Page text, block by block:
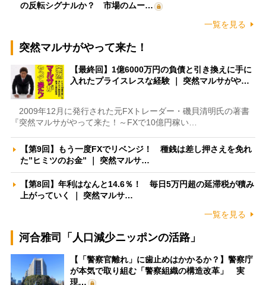
の反転シグナルか？ 市場のムー…
一覧を見る
突然マルサがやって来た！
【最終回】1億6000万円の負債と引き換えに手に
入れたプライスレスな経験 ｜ 突然マルサがや…
2009年12月に発行された元FXトレーダー・磯貝清明氏の著書
『突然マルサがやって来た！～FXで10億円稼い…
【第9回】もう一度FXでリベンジ！ 種銭は差し押さえを免れ
た”ヒミツのお金” ｜ 突然マルサ…
【第8回】年利はなんと14.6％！ 毎日5万円超の延滞税が積み
上がっていく ｜ 突然マルサ…
一覧を見る
河合雅司「人口減少ニッポンの活路」
【「警察官離れ」に歯止めはかかるか？】警察庁
が本気で取り組む「警察組織の構造改革」 実
現…